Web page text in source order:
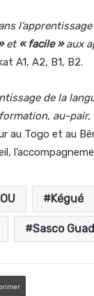
et « facile »aux
A1, A2, B1, B2.
de la
au-
au Togo et au
Kégué
Sasco